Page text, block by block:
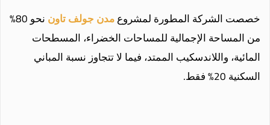
خصصت الشركة المطورة لمشروعمدن جولف تاون
نحو 80%
من المساحة الإجمالية للمساحات الخضراء، المسطحات
المائية، واللاندسكيب الممتد، فيما لا تتجاوز نسبة المباني
السكنية 20% فقط.